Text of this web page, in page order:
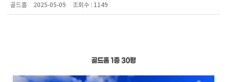
골드홈 2025-05-09 조회수 : 1149